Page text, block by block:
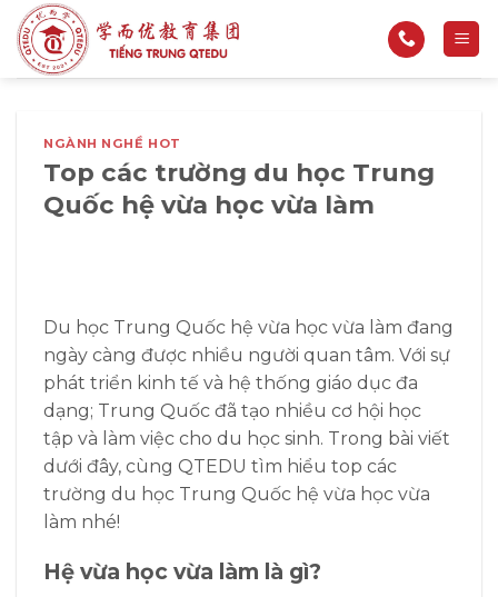
qua
nội
NGÀNH NGHỀ HOT
Top các trường du học Trung
Quốc hệ vừa học vừa làm
Du học Trung Quốc hệ vừa học vừa làm đang
ngày càng được nhiều người quan tâm. Với sự
phát triển kinh tế và hệ thống giáo dục đa
dạng; Trung Quốc đã tạo nhiều cơ hội học
tập và làm việc cho du học sinh. Trong bài viết
dưới đây, cùng QTEDU tìm hiểu top các
trường du học Trung Quốc hệ vừa học vừa
làm nhé!
Hệ vừa học vừa làm là gì?